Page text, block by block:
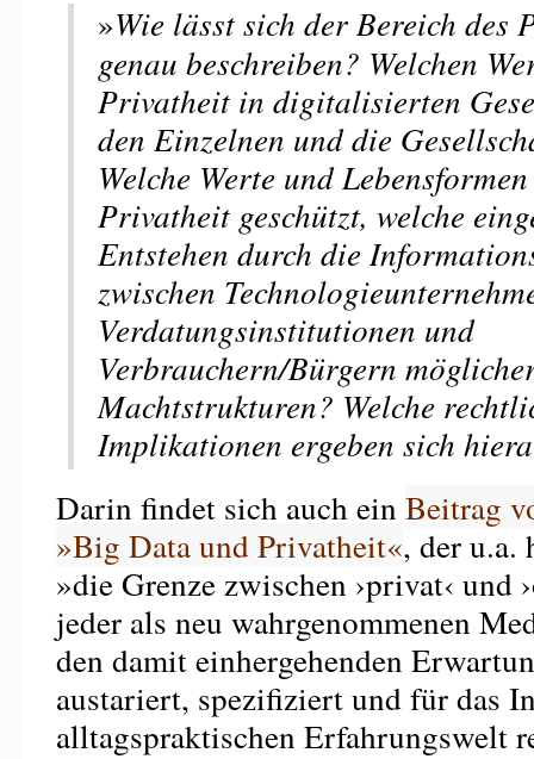
»Wie lässt sich der Bereich des
genau beschreiben? Welchen
Privatheit in digitalisierten
den Einzelnen und die
Welche Werte und
Privatheit geschützt, welche
Entstehen durch die
zwischen
Verdatungsinstitutionen und
Verbrauchern/Bürgern
Machtstrukturen? Welche
Implikationen ergeben sich
Darin findet sich auch ein Beitrag
»Big Data und Privatheit«, der u.a.
»die Grenze zwischen ›privat‹
jeder als neu wahrgenommenen
den damit einhergehenden
austariert, spezifiziert und für das
alltagspraktischen Erfahrungswelt